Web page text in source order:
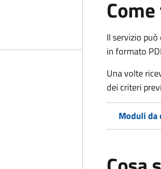
Il servizio
in formato
Una volte
dei criteri
Moduli da